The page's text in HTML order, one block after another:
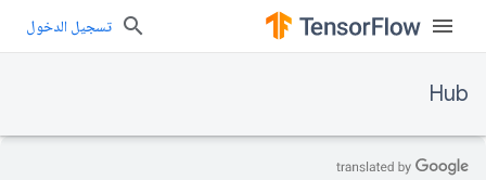
تسجيل الدخول
Hub